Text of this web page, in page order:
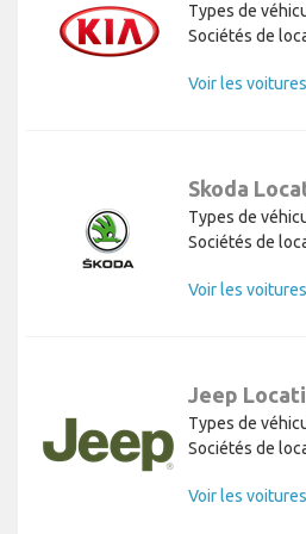
Types de
Sociétés de
Voir les
Skoda
Types de
Sociétés de
Voir les
Jeep
Types de
Sociétés de
Voir les